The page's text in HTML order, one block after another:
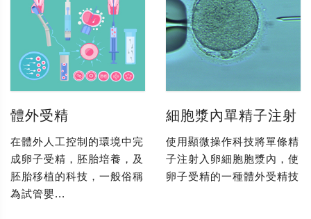
體外受精
在體外人工控制的環境中完
成卵子受精，胚胎培養，及
胚胎移植的科技，一般俗稱
為試管嬰...
細胞漿內單精子注射
使用顯微操作科技將單條精
子注射入卵細胞胞漿內，使
卵子受精的一種體外受精技